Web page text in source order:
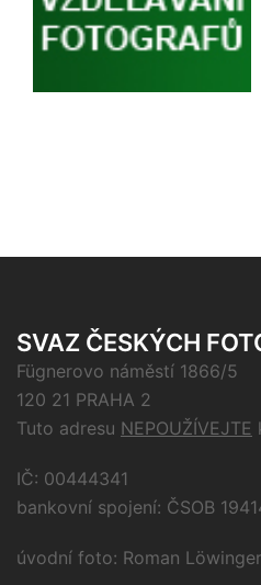
SVAZ ČESKÝCH
Fügnerovo náměstí 1866/5
120 21 PRAHA 2
Tuto adresu NEPOUŽÍVEJTE
IČ: 00444341
bankovní spojení: ČSOB
úvodní foto: Roman Löwinger